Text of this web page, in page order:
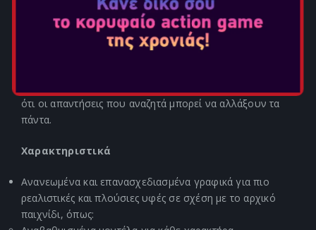
γνωστή ως ""Sin"".
Το FINAL FANTASY X-2 επιστρέφει στον κόσμο της Spira
όπου η Yuna ταξιδεύει με τους συντρόφους της, Rikku
ότι οι απαντήσεις που αναζητά μπορεί να αλλάξουν τα
πάντα.
Χαρακτηριστικά
Ανανεωμένα και επανασχεδιασμένα γραφικά για πιο
ρεαλιστικές και πλούσιες υφές σε σχέση με το αρχικό
παιχνίδι, όπως: